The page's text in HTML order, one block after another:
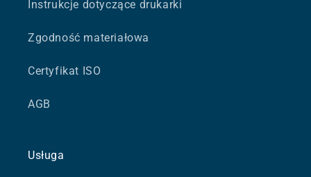
Instrukcje dotyczące drukarki
Zgodność materiałowa
Certyfikat ISO
AGB
Usługa